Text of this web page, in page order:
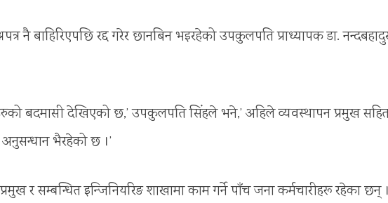
नै बाहिरिएपछि रद्द गरेर छानबिन भइरहेको उपकुलपति प्राध्यापक डा.
बदमासी देखिएको छ,’ उपकुलपति सिंहले भने,’ अहिले व्यवस्थापन प्रमुख
भैरहेको छ ।’
र सम्बन्धित इन्जिनियरिङ शाखामा काम गर्ने पाँच जना कर्मचारीहरू रहेका छन् ।